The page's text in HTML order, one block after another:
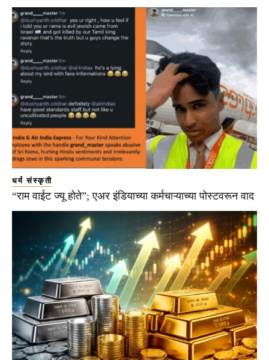
धर्म संस्कृती
“राम वाईट ज्यू होते”; एअर इंडियाच्या कर्मचाऱ्याच्या पोस्टवरून वाद